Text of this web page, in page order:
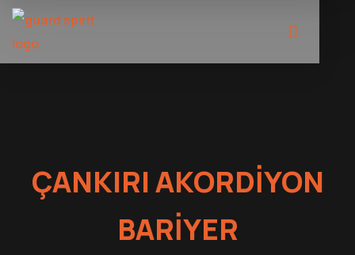
ÇANKIRI AKORDIYON
BARIYER